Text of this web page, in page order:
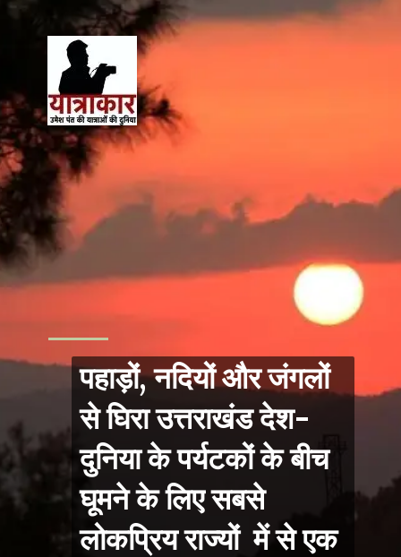
पहाड़ों, नदियों और जंगलों
से घिरा उत्तराखंड देश-
दुनिया के पर्यटकों के बीच
घूमने के लिए सबसे
लोकप्रिय राज्यों  में से एक